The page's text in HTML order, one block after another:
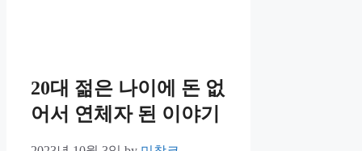
20대 젊은 나이에 돈 없
어서 연체자 된 이야기